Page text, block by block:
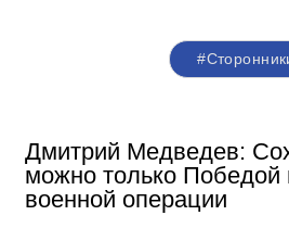
Дмитрий Медведев:
можно только Победой
военной операции